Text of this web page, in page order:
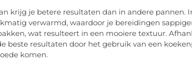
krijg je betere resultaten dan in andere pannen.
verwarmd, waardoor je bereidingen
wat resulteert in een mooiere textuur.
beste resultaten door het gebruik van een
komen.